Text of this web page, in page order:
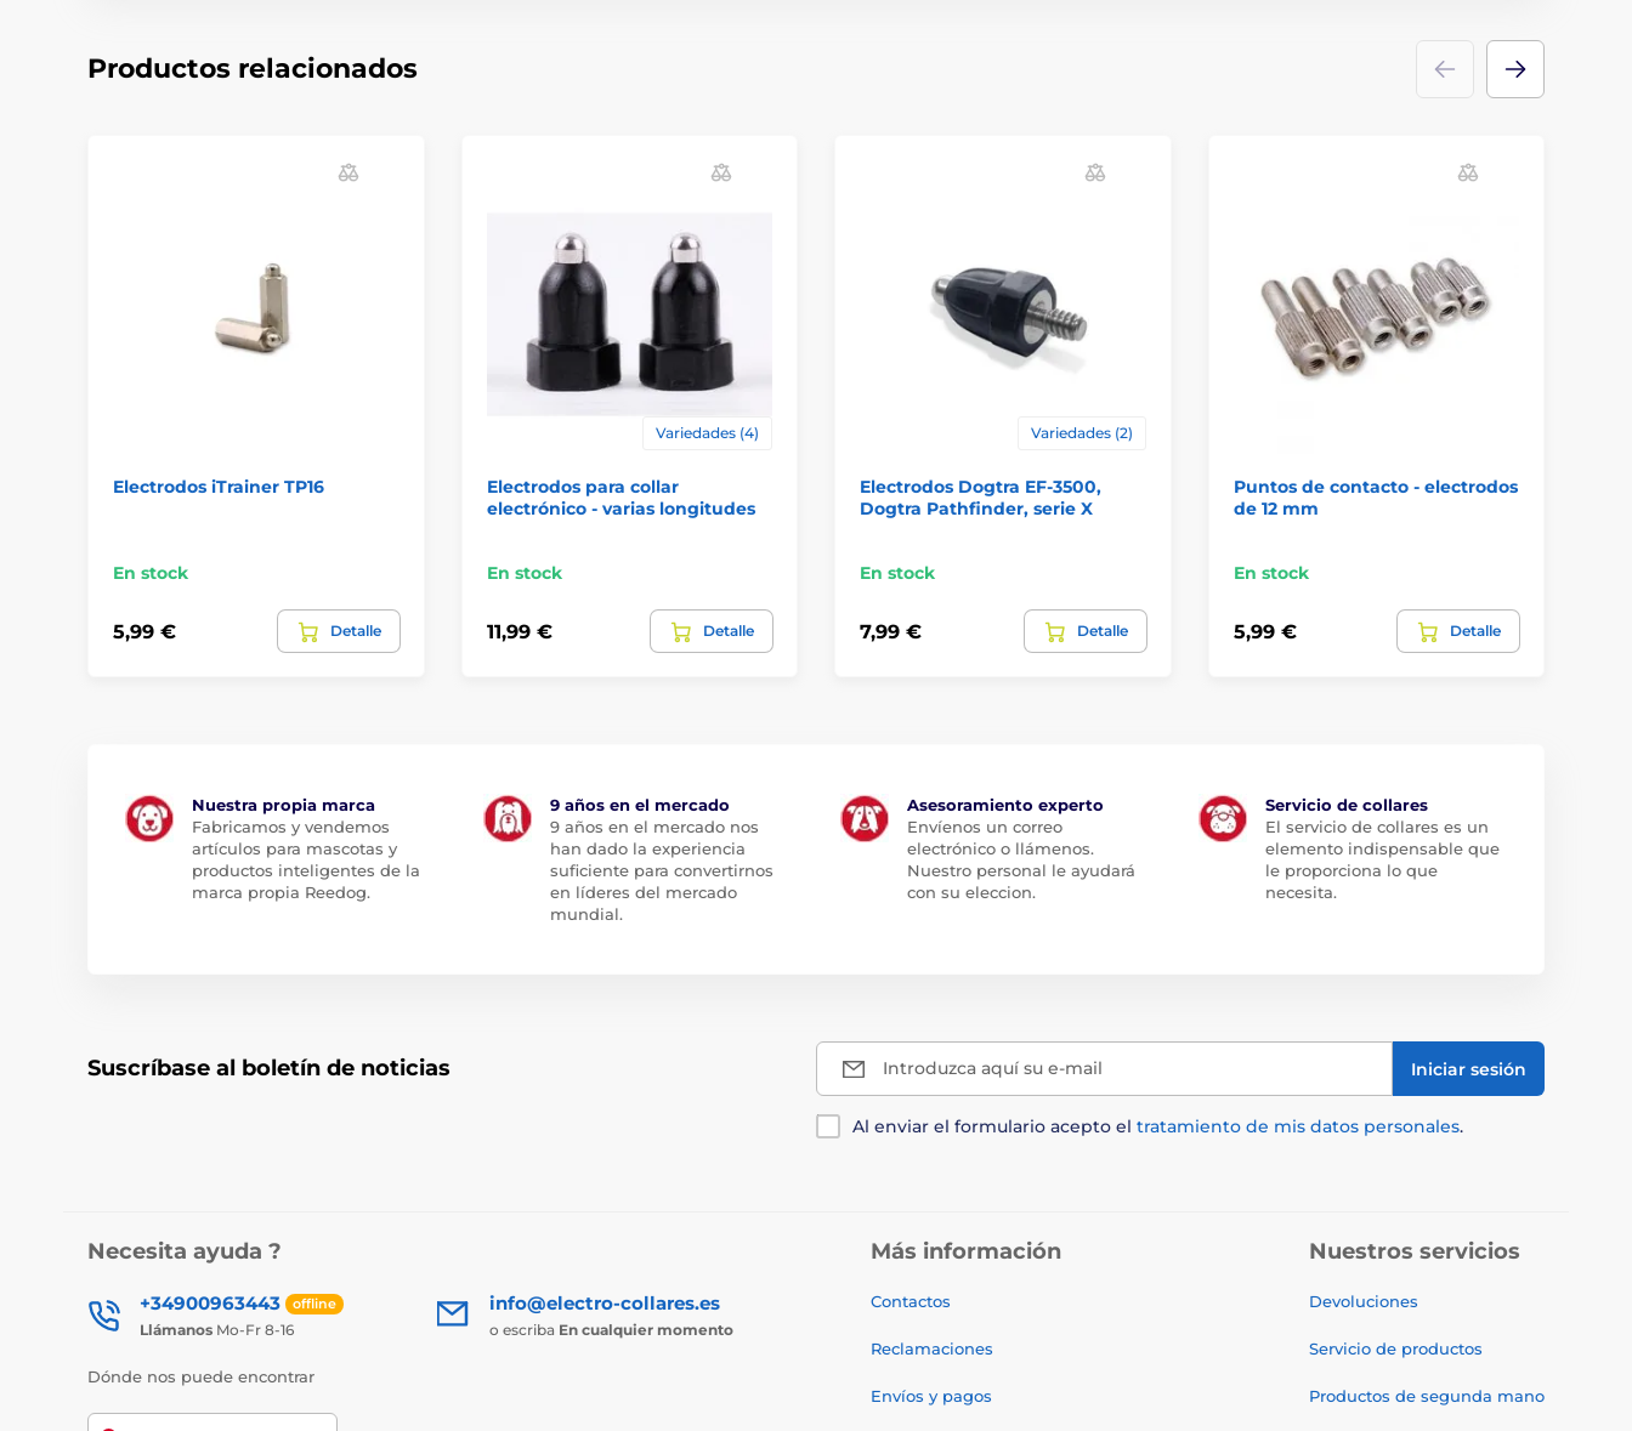
Productos relacionados
Electrodos iTrainer TP16
En stock
5,99 € Detalle
Variedades (4)
Electrodos para collar
electrónico - varias longitudes
En stock
11,99 € Detalle
Variedades (2)
Electrodos Dogtra EF-3500,
Dogtra Pathfinder, serie X
En stock
7,99 € Detalle
Puntos de contacto - electrodos
de 12 mm
En stock
5,99 € Detalle
Nuestra propia marca
Fabricamos y vendemos
artículos para mascotas y
productos inteligentes de la
marca propia Reedog.
9 años en el mercado
9 años en el mercado nos
han dado la experiencia
suficiente para convertirnos
en líderes del mercado
mundial.
Asesoramiento experto
Envíenos un correo
electrónico o llámenos.
Nuestro personal le ayudará
con su eleccion.
Servicio de collares
El servicio de collares es un
elemento indispensable que
le proporciona lo que
necesita.
Suscríbase al boletín de noticias Introduzca aquí su e-mail Iniciar sesión
Al enviar el formulario acepto el tratamiento de mis datos personales.
Necesita ayuda ?
+34900963443 offline
Llámanos Mo-Fr 8-16
info@electro-collares.es
o escriba En cualquier momento
Dónde nos puede encontrar
Más información
Contactos
Reclamaciones
Envíos y pagos
Nuestros servicios
Devoluciones
Servicio de productos
Productos de segunda mano